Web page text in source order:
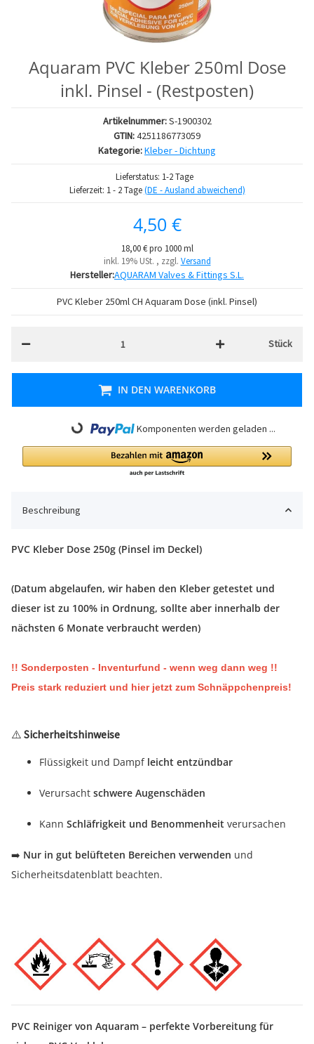
Aquaram PVC Kleber 250ml Dose
inkl. Pinsel - (Restposten)
Artikelnummer:S-1900302
GTIN:4251186773059
Kategorie:Kleber - Dichtung
Lieferstatus: 1-2 Tage
Lieferzeit: 1 - 2 Tage(DE - Ausland abweichend)
4,50 €
18,00 € pro 1000 ml
inkl. 19% USt. , zzgl. Versand
Hersteller:AQUARAM Valves & Fittings S.L.
PVC Kleber 250ml CH Aquaram Dose (inkl. Pinsel)
Stück
IN DEN WARENKORB
Loading... Komponenten werden geladen ...
Beschreibung
PVC Kleber Dose 250g (Pinsel im Deckel)
(Datum abgelaufen, wir haben den Kleber getestet und
dieser ist zu 100% in Ordnung, sollte aber innerhalb der
nächsten 6 Monate verbraucht werden)
!! Sonderposten - Inventurfund - wenn weg dann weg !!
Preis stark reduziert und hier jetzt zum Schnäppchenpreis!
⚠️ Sicherheitshinweise
Flüssigkeit und Dampf leicht entzündbar
Verursacht schwere Augenschäden
Kann Schläfrigkeit und Benommenheit verursachen
➡️ Nur in gut belüfteten Bereichen verwenden und
Sicherheitsdatenblatt beachten.
PVC Reiniger von Aquaram – perfekte Vorbereitung für